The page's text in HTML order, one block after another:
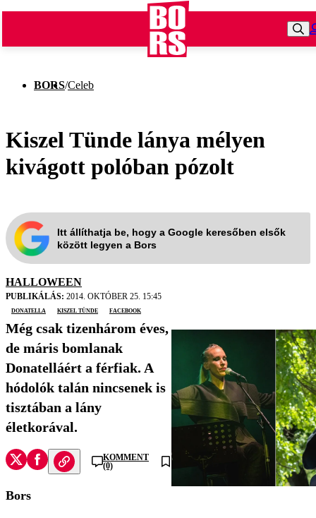
BORS/Celeb
Kiszel Tünde lánya mélyen
kivágott polóban pózolt
Itt állíthatja be, hogy a Google keresőben elsők
között legyen a Bors
HALLOWEEN
PUBLIKÁLÁS: 2014. OKTÓBER 25. 15:45
Donatella
Kiszel Tünde Facebook
Még csak tizenhárom éves,
de máris bomlanak
Donatelláért a férfiak. A
hódolók talán nincsenek is
tisztában a lány
életkorával.
KOMMENT
(0)
Bors